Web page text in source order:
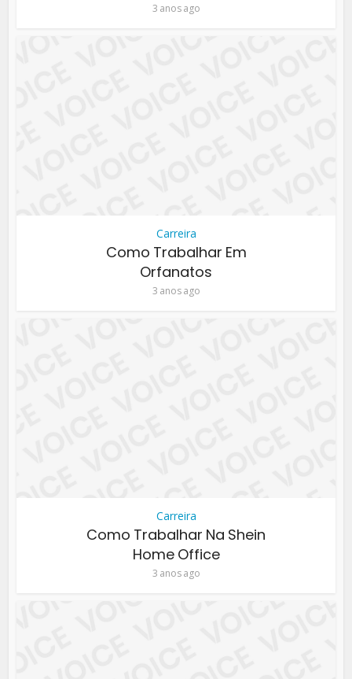
3 anos ago
Carreira
Como Trabalhar Em
Orfanatos
3 anos ago
Carreira
Como Trabalhar Na Shein
Home Office
3 anos ago